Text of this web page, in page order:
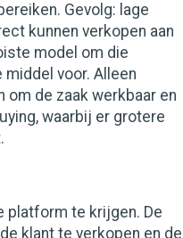
Gevolg: lage
kunnen verkopen aan
model om die
voor. Alleen
de zaak werkbaar en
waarbij er grotere
platform te krijgen. De
klant te verkopen en de